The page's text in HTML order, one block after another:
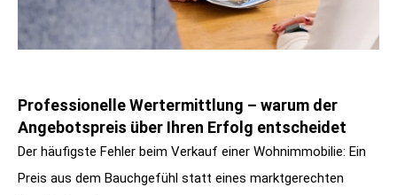
Professionelle Wertermittlung – warum der
Angebotspreis über Ihren Erfolg entscheidet
Der häufigste Fehler beim Verkauf einer Wohnimmobilie: Ein
Preis aus dem Bauchgefühl statt eines marktgerechten